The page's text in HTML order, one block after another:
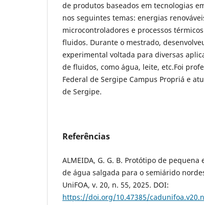
de produtos baseados em tecnologias
nos seguintes temas: energias
microcontroladores e processos
fluidos. Durante o mestrado,
experimental voltada para diversas
de fluidos, como água, leite, etc.Foi
Federal de Sergipe Campus Propriá e
de Sergipe.
Referências
ALMEIDA, G. G. B. Protótipo de
de água salgada para o semiárido
UniFOA, v. 20, n. 55, 2025. DOI:
https://doi.org/10.47385/